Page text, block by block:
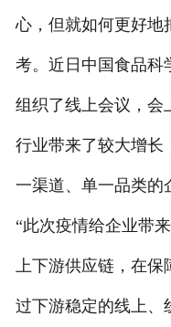
心，但就如何更好地
考。近日中国食品科
组织了线上会议，会
行业带来了较大增长
一渠道、单一品类的
“此次疫情给企业带
上下游供应链，在
过下游稳定的线上、